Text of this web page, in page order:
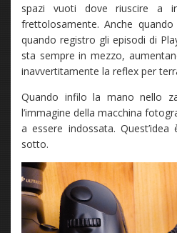
spazi vuoti dove riuscire a
frettolosamente. Anche
quando registro gli episodi di
sta sempre in mezzo,
inavvertitamente la reflex per
Quando infilo la mano nello
l’immagine della macchina
a essere indossata.
sotto.